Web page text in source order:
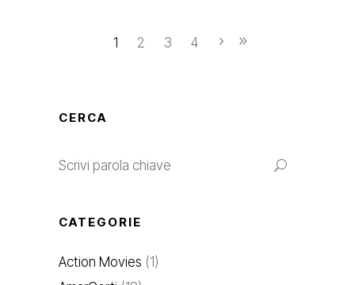
1 2 3 4
CERCA
for:
CATEGORIE
Action Movies (1)